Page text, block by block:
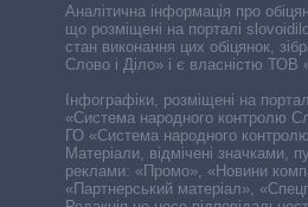
Аналітична інформація про
що розміщені на порталі
стан виконання цих обіцянок,
Слово і Діло» і є власністю ТОВ
Інфографіки, розміщені на
«Система народного контролю
ГО «Система народного
Матеріали, відмічені значками,
реклами: «Промо», «Новини
«Партнерський матеріал»,